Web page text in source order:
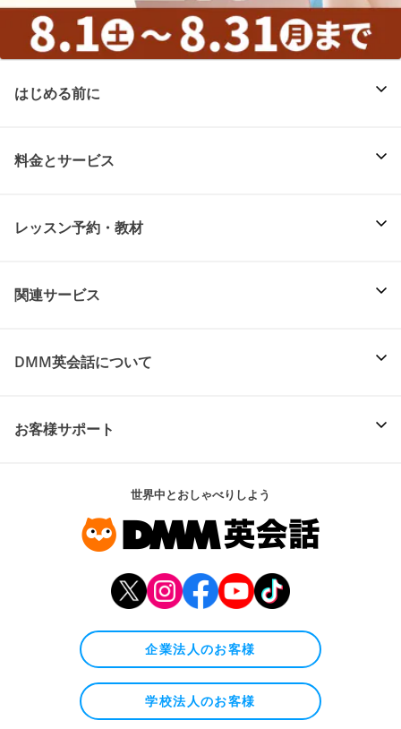
はじめる前に
料金とサービス
レッスン予約・教材
関連サービス
DMM英会話について
お客様サポート
世界中とおしゃべりしよう
企業法人のお客様
学校法人のお客様